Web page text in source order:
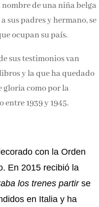
nombre de una niña belga
sus padres y hermano, se
ocupan su país.
sus testimonios van
y la que ha quedado
gloria como por la
1939 y 1945.
con la Orden
En 2015 recibió la
los trenes partirse
en Italia y ha